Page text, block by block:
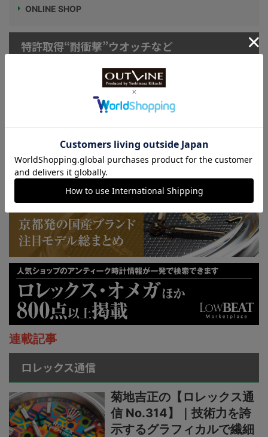
ONLINE SHOP
特許取得“耐衝撃”ウオッチなど
KUOE：総まとめ
連載記事
ロレックス通信
菊地吉正の【ロレックス通
信 No.314】｜技術力を誇
示するグラフィカルで繊細